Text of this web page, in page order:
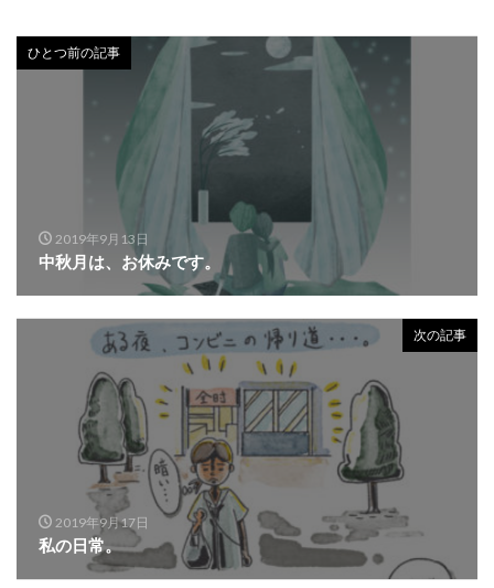
ひとつ前の記事
2019年9月13日
中秋月は、お休みです。
次の記事
2019年9月17日
私の日常。